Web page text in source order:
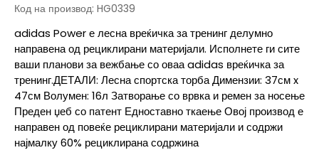
Код на производ: HG0339
adidas Power е лесна вреќичка за тренинг делумно
направена од рециклирани материјали. Исполнете ги сите
ваши планови за вежбање со оваа adidas вреќичка за
тренинг.ДЕТАЛИ: Лесна спортска торба Димензии: 37см x
47см Волумен: 16л Затворање со врвка и ремен за носење
Преден џеб со патент Едноставно ткаење Овој производ е
направен од повеќе рециклирани материјали и содржи
најмалку 60% рециклирана содржина